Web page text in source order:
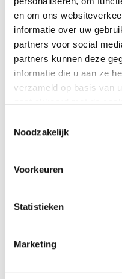
en om ons
informatie over uw
partners voor social
partners kunnen deze
informatie die u aan ze
verzameld op basis van
Noodzakelijk
Voorkeuren
Statistieken
Marketing